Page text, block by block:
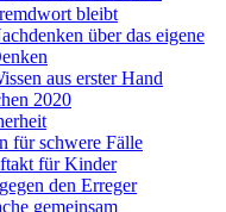
bleibt
über das eigene
aus erster Hand
2020
für schwere Fälle
für Kinder
den Erreger
gemeinsam